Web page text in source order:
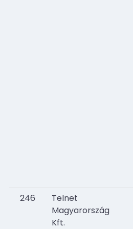
246
Telnet
Magyarország
Kft.